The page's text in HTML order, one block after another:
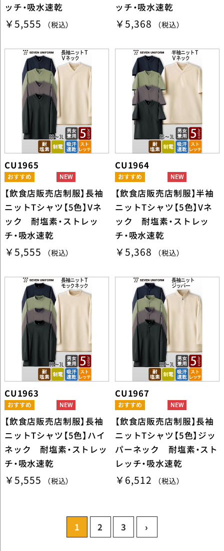
ッチ・吸水速乾
￥5,555 （税込）
ッチ・吸水速乾
￥5,368 （税込）
CU1965
【飲食店販売店制服】長袖
ニットTシャツ【5色】Vネ
ック 耐塩素・ストレッ
チ・吸水速乾
￥5,555 （税込）
CU1964
【飲食店販売店制服】半袖
ニットTシャツ【5色】Vネ
ック 耐塩素・ストレッ
チ・吸水速乾
￥5,368 （税込）
CU1963
【飲食店販売店制服】長袖
ニットTシャツ【5色】ハイ
ネック 耐塩素・ストレッ
チ・吸水速乾
￥5,555 （税込）
CU1967
【飲食店販売店制服】長袖
ニットTシャツ【5色】ジッ
パーネック 耐塩素・スト
レッチ・吸水速乾
￥6,512 （税込）
1 2 3 ›